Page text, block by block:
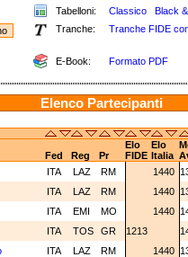
Tabelloni: Classico Black
Tranche: Tranche FIDE
E-Book: Formato PDF
Elenco Partecipanti
Elo Elo
Fed Reg Pr FIDE Italia
ITA LAZ RM 1440
ITA LAZ RM 1440
ITA EMI MO 1440
ITA TOS GR 1213
ITA LAZ RM 1440